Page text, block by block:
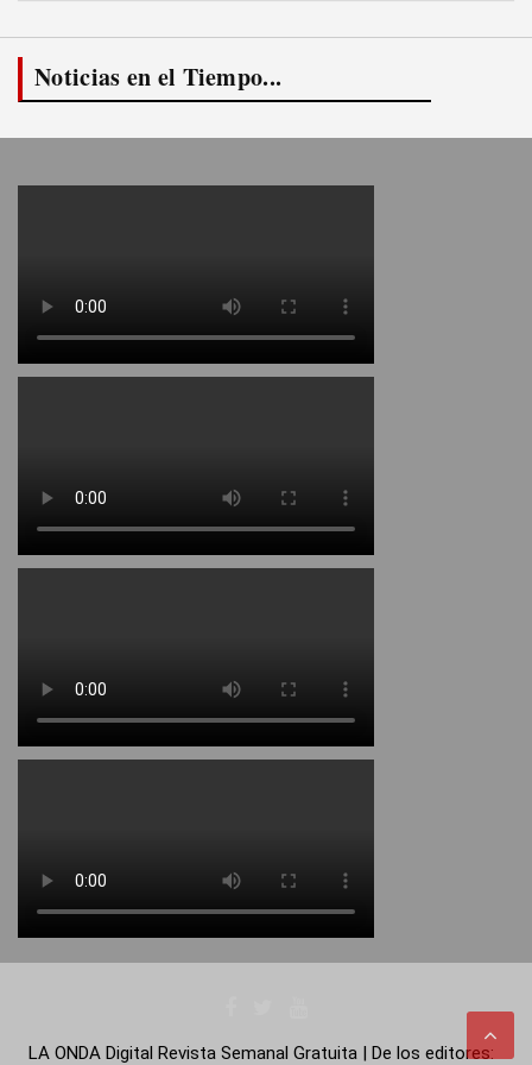
Noticias en el Tiempo...
LA ONDA Digital Revista Semanal Gratuita | De los editores: